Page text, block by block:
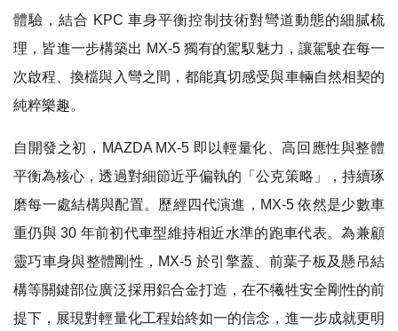
體驗，結合 KPC 車身平衡控制技術對彎道動態的細膩梳
理，皆進一步構築出 MX-5 獨有的駕馭魅力，讓駕駛在每一
次啟程、換檔與入彎之間，都能真切感受與車輛自然相契的
純粹樂趣。
自開發之初，MAZDA MX-5 即以輕量化、高回應性與整體
平衡為核心，透過對細節近乎偏執的「公克策略」，持續琢
磨每一處結構與配置。歷經四代演進，MX-5 依然是少數車
重仍與 30 年前初代車型維持相近水準的跑車代表。為兼顧
靈巧車身與整體剛性，MX-5 於引擎蓋、前葉子板及懸吊結
構等關鍵部位廣泛採用鋁合金打造，在不犧牲安全剛性的前
提下，展現對輕量化工程始終如一的信念，進一步成就更明